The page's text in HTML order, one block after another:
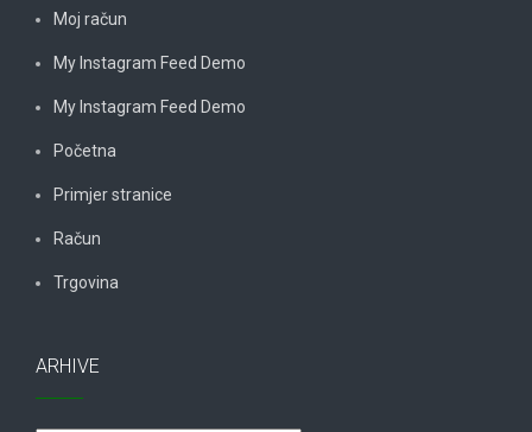
Moj račun
My Instagram Feed Demo
My Instagram Feed Demo
Početna
Primjer stranice
Račun
Trgovina
ARHIVE